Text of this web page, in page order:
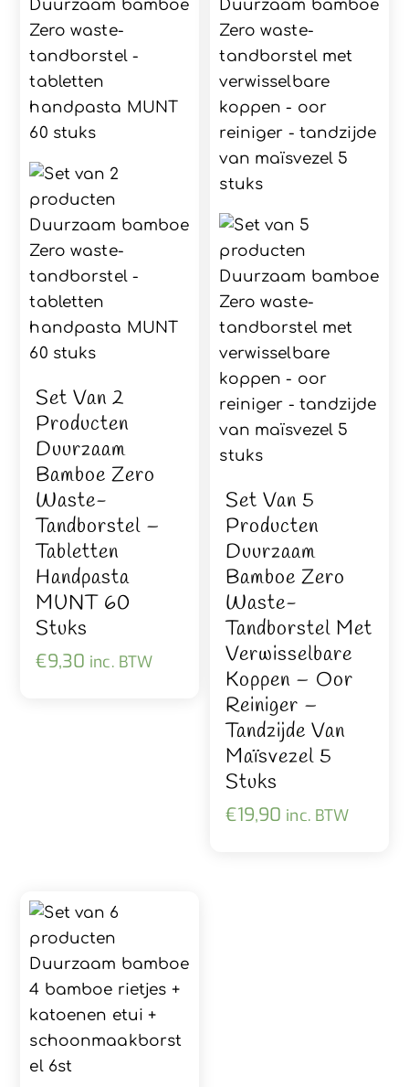
Set Van 2
Producten
Duurzaam
Bamboe Zero
Waste-
Tandborstel –
Tabletten
Handpasta
MUNT 60
Stuks
€9,30 inc. BTW
Set Van 5
Producten
Duurzaam
Bamboe Zero
Waste-
Tandborstel Met
Verwisselbare
Koppen – Oor
Reiniger –
Tandzijde Van
Maïsvezel 5
Stuks
€19,90 inc. BTW